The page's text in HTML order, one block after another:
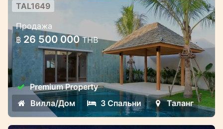
Трёхспальная вилла премиум-
класса
Трёхспальная вилла премиум-класса с
готовностью к июню 2025
TAL1649
Продажа
฿ 26 500 000THB
Premium Property
Вилла/Дом
3 Спальни Таланг